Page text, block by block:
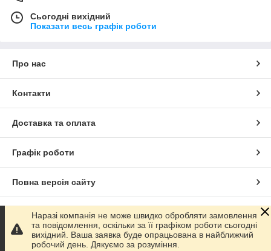
Сьогодні вихідний
Показати весь графік роботи
Про нас
Контакти
Доставка та оплата
Графік роботи
Повна версія сайту
Сайт створено на маркетплейсі Prom.ua
Політика конфіденційності
Наразі компанія не може швидко обробляти замовлення
та повідомлення, оскільки за її графіком роботи сьогодні
вихідний. Ваша заявка буде опрацьована в найближчий
робочий день. Дякуємо за розуміння.